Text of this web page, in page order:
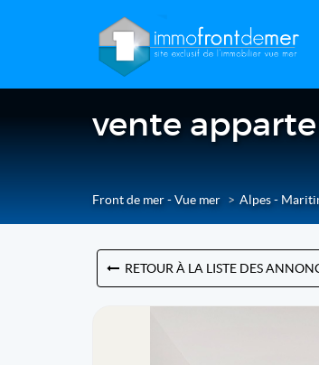
vente
Front de mer - Vue mer Alpes -
RETOUR À LA LISTE DES